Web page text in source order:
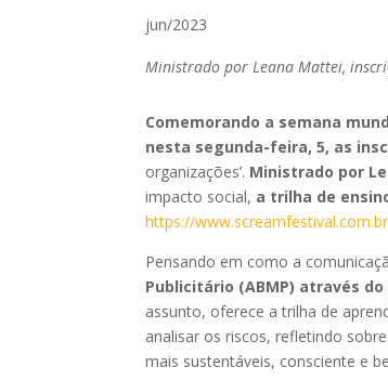
jun/2023
Ministrado por Leana Mattei,
Comemorando a semana
nesta segunda-feira, 5, as
organizações’. Ministrado por
impacto social, a trilha de
https://
Pensando em como a
Publicitário (ABMP) através do
assunto, oferece a trilha de
analisar os riscos, refletindo
mais sustentáveis, consciente e